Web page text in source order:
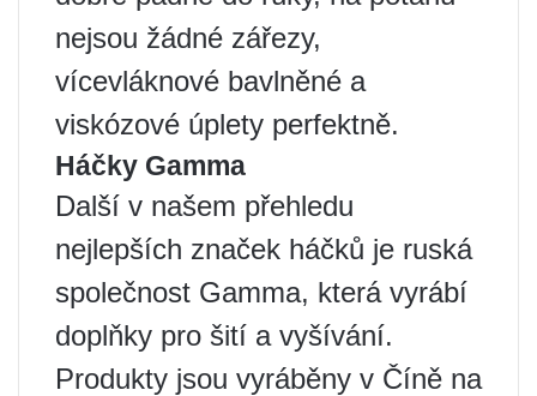
nejsou žádné zářezy,
vícevláknové bavlněné a
viskózové úplety perfektně.
Háčky Gamma
Další v našem přehledu
nejlepších značek háčků je ruská
společnost Gamma, která vyrábí
doplňky pro šití a vyšívání.
Produkty jsou vyráběny v Číně na